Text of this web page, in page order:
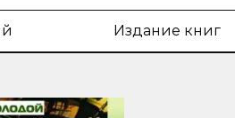
Издание книг